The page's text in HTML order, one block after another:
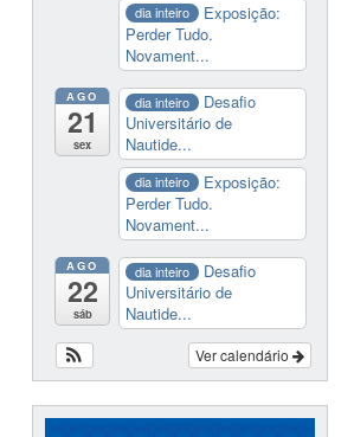
dia inteiro
Exposição:
Perder Tudo.
Novament...
AGO
21
sex
dia inteiro
Desafio
Universitário de
Nautide...
dia inteiro
Exposição:
Perder Tudo.
Novament...
AGO
22
sáb
dia inteiro
Desafio
Universitário de
Nautide...
Ver calendário